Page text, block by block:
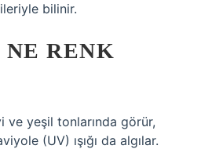
bilinir.
RENK
ve yeşil tonlarında görür,
(UV) ışığı da algılar.